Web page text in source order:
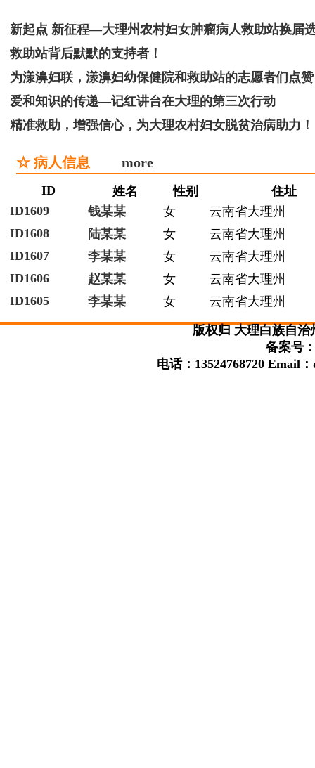
新起点 新征程—大理州农村妇女肿瘤病人救助站换届
救助站背后默默的支持者！
为漾濞妇联，漾濞妇幼保健院和救助站的志愿者们点
爱和知识的传递—记红讲台在大理的第三次行动
精准救助，增强信心，为大理农村妇女脱贫治病助力！
☆ 病人信息 more
ID 姓名 性别
住址
ID1609
钱某某 女
云南省大理州
ID1608
陆某某 女
云南省大理州
ID1607
李某某 女
云南省大理州
ID1606
赵某某 女
云南省大理州
ID1605
李某某 女 云南省大理州
版权归 大理白族自
备案号
电话：13524768720 Email